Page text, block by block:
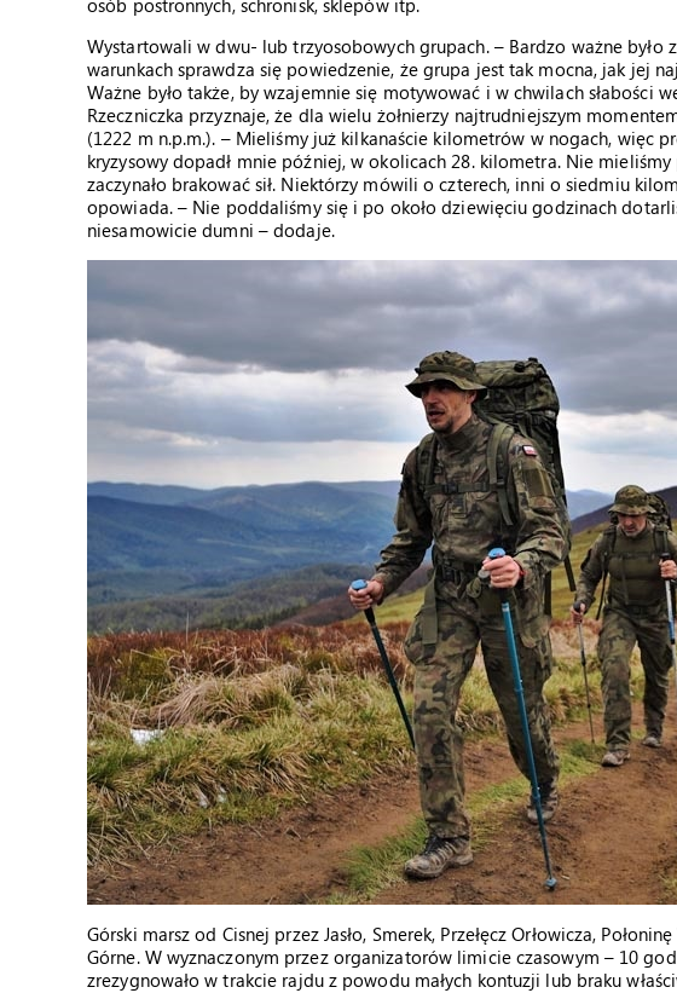
osób postronnych, schronisk, sklepów itp.
Wystartowali w dwu- lub trzyosobowych grupach. – Bardzo ważne było
warunkach sprawdza się powiedzenie, że grupa jest tak mocna, jak jej
Ważne było także, by wzajemnie się motywować i w chwilach słabości
Rzeczniczka przyznaje, że dla wielu żołnierzy najtrudniejszym
(1222 m n.p.m.). – Mieliśmy już kilkanaście kilometrów w nogach, więc
kryzysowy dopadł mnie później, w okolicach 28. kilometra. Nie
zaczynało brakować sił. Niektórzy mówili o czterech, inni o siedmiu
opowiada. – Nie poddaliśmy się i po około dziewięciu godzinach
niesamowicie dumni – dodaje.
Górski marsz od Cisnej przez Jasło, Smerek, Przełęcz Orłowicza,
Górne. W wyznaczonym przez organizatorów limicie czasowym – 10
zrezygnowało w trakcie rajdu z powodu małych kontuzji lub braku